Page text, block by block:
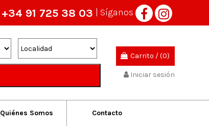
+34 91 725 38 03 | Síganos
Carrito /(0)
Iniciar sesión
Quiénes Somos Contacto